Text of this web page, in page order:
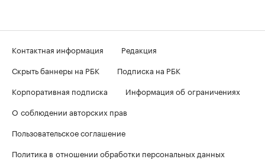
Контактная информация
Редакция
Скрыть баннеры на РБК
Подписка на РБК
Корпоративная подписка
Информация об ограничениях
О соблюдении авторских прав
Пользовательское соглашение
Политика в отношении обработки персональных данных